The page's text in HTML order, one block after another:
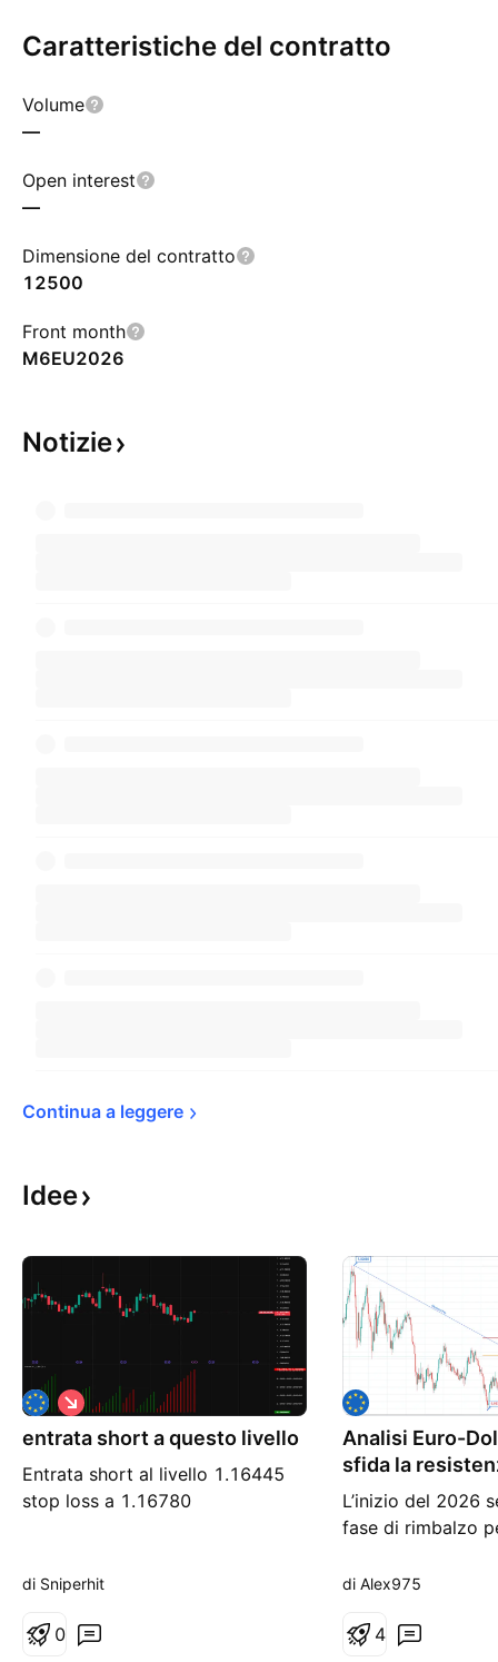
Caratteristiche del contratto
Volume
—
Open interest
—
Dimensione del contratto
12500
Front month
M6EU2026
Notizie
Continua a leggere
Idee
entrata short a questo livello
Entrata short al livello 1.16445
stop loss a 1.16780
S
h
o
t
di Sniperhit
0
Analisi Euro-
sfida la
L’inizio del 2026
fase di rimbalzo
apprezzamento
l'orizzonte a
di Alex975
4